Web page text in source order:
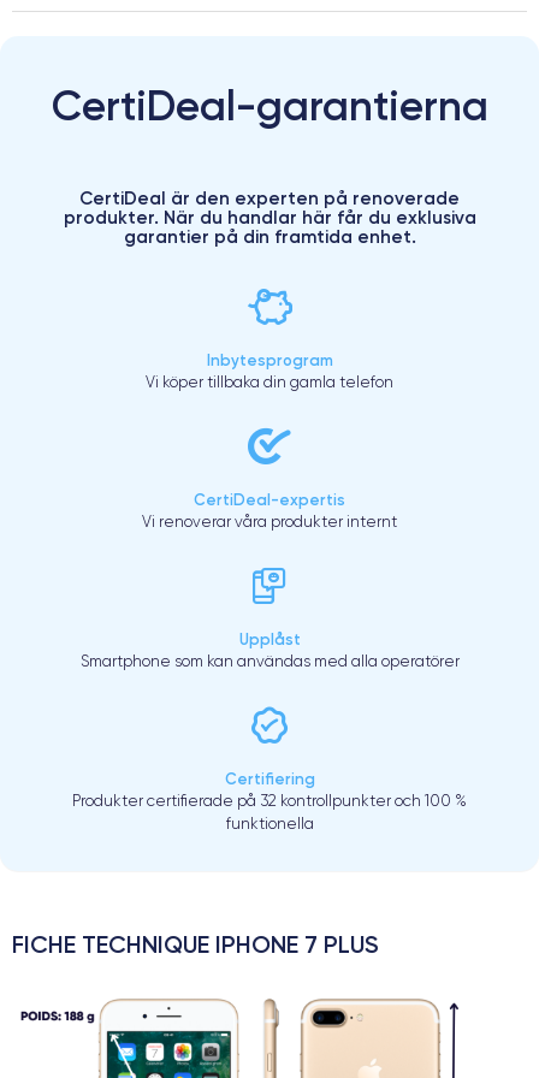
CertiDeal-garantierna
CertiDeal är den experten på renoverade
produkter. När du handlar här får du exklusiva
garantier på din framtida enhet.
Inbytesprogram
Vi köper tillbaka din gamla telefon
CertiDeal-expertis
Vi renoverar våra produkter internt
Upplåst
Smartphone som kan användas med alla operatörer
Certifiering
Produkter certifierade på 32 kontrollpunkter och 100 %
funktionella
FICHE TECHNIQUE IPHONE 7 PLUS